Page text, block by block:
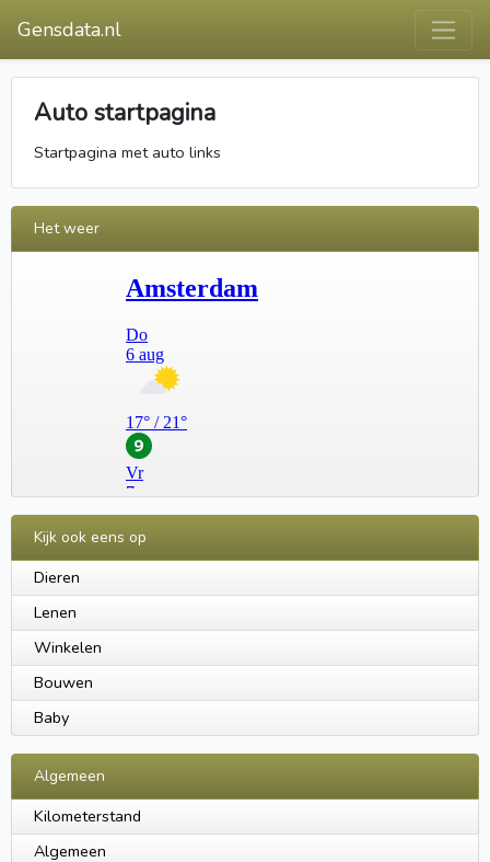
Gensdata.nl
Auto startpagina
Startpagina met auto links
Het weer
Kijk ook eens op
Dieren
Lenen
Winkelen
Bouwen
Baby
Algemeen
Kilometerstand
Algemeen